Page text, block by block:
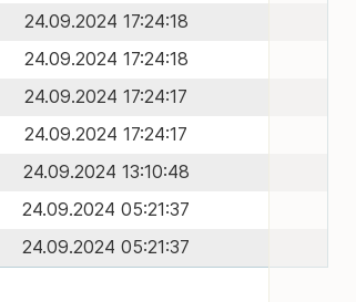
24.09.2024 17:24:18
24.09.2024 17:24:18
24.09.2024 17:24:17
24.09.2024 17:24:17
24.09.2024 13:10:48
24.09.2024 05:21:37
24.09.2024 05:21:37